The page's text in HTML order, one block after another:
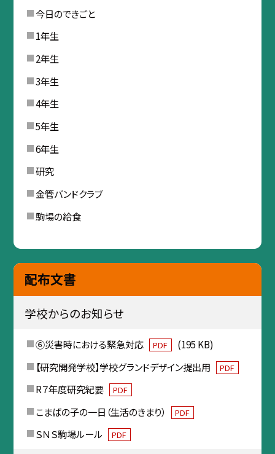
今日のできごと
1年生
2年生
3年生
4年生
5年生
6年生
研究
金管バンドクラブ
駒場の給食
配布文書
学校からのお知らせ
⑥災害時における緊急対応 PDF
(195 KB)
【研究開発学校】学校グランドデザイン提出用
PDF
R７年度研究紀要 PDF
こまばの子の一日（生活のきまり） PDF
ＳＮＳ駒場ルール PDF